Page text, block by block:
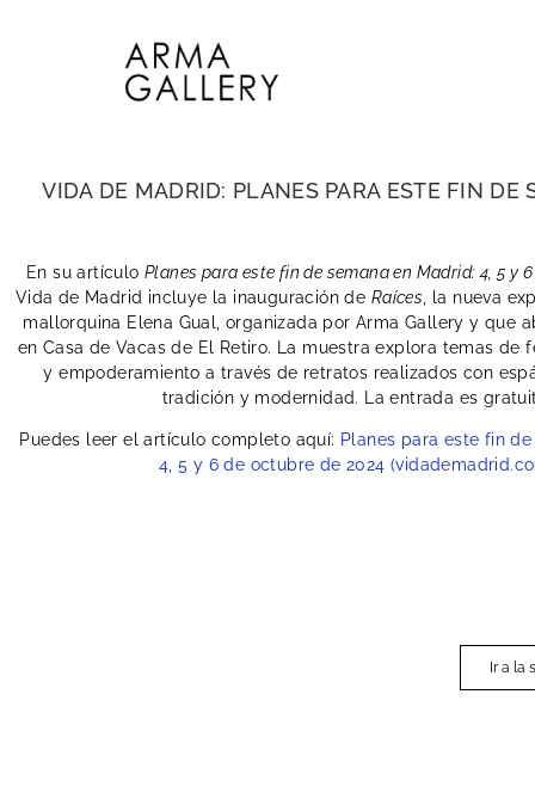
VIDA DE MADRID: PLANES PARA ESTE FIN
En su artículo Planes para este fin de semana en Madrid: 4, 5 y
Vida de Madrid incluye la inauguración de Raíces , la nueva
mallorquina Elena Gual, organizada por Arma Gallery y que
en Casa de Vacas de El Retiro. La muestra explora temas de
y empoderamiento a través de retratos realizados con
tradición y modernidad. La entrada es
Puedes leer el artículo completo aquí: Planes para este fin
4, 5 y 6 de octubre de 2024
Ir a la